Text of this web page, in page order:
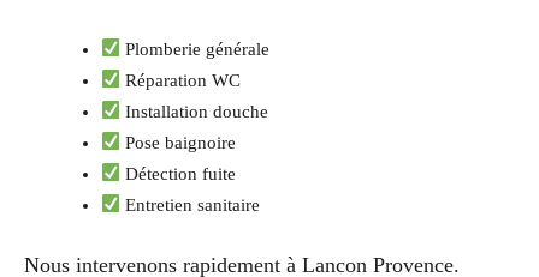
Plomberie générale
Réparation WC
Installation douche
Pose baignoire
Détection fuite
Entretien sanitaire
Nous intervenons rapidement à Lancon Provence.